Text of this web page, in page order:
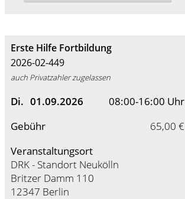
Erste Hilfe Fortbildung
2026-02-449
auch Privatzahler zugelassen
Di. 01.09.2026
08:00-16:00 Uhr
Gebühr
65,00 €
Veranstaltungsort
DRK - Standort Neukölln
Britzer Damm 110
12347 Berlin